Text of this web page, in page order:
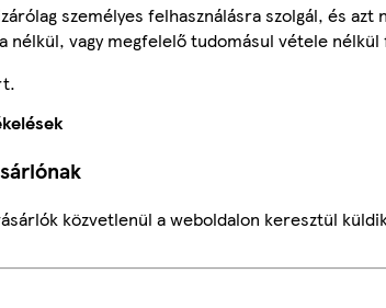
személyes felhasználásra szolgál, és
nélkül, vagy megfelelő tudomásul vétele nélkül
közvetlenül a weboldalon keresztül